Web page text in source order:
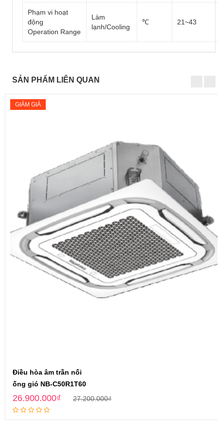
Phạm vi hoạt
động
Operation Range
Làm
lạnh/Cooling
℃ 21~43
SẢN PHẨM LIÊN QUAN
GIẢM GIÁ
Điều hòa âm trần nối
ống gió NB-C50R1T60
27.200.000₫
26.900.000₫